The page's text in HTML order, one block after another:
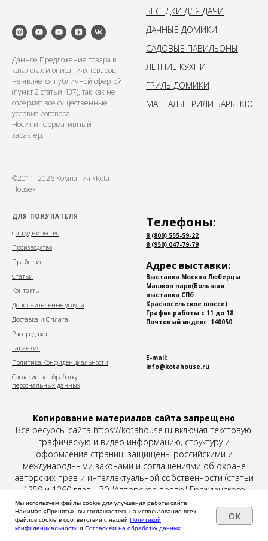
Данное Предложение товара в
каталогах и описаниях товаров,
не является публичной офертой
(пункт 2 статьи 437), так как не
содержит все существенные
условия договора.
Носит информативный
характер.
©2011–2026 Компания «Kota
House»
БЕСЕДКИ ДЛЯ ДАЧИ
ДАЧНЫЕ ДОМИКИ
САДОВЫЕ ПАВИЛЬОНЫ
ЛЕТНИЕ КУХНИ
ГРИЛЬ ДОМИКИ
МАНГАЛЫ ГРИЛИ БАРБЕКЮ
ДЛЯ ПОКУПАТЕЛЯ
Сотрудничество
Производство
Прайс лист
Статьи
Контакты
Дополнительные услуги
Доставка и Оплата
Распродажа
Гарантия
Политика Конфиденциальности
Согласие на обработку
персональных данных
Телефоны:
8 (800) 555-59-22
8 (950) 047-79-79
Адрес выставки:
Выставка Москва Люберцы
Машков парк(Большая
выставка СПб
Красносельское шоссе)
График работы с 11 до 18
Почтовый индекс: 140050
E-mail:
info@kotahouse.ru
Копирование материалов сайта запрещено
Все ресурсы сайта https://kotahouse.ru включая текстовую,
графическую и видео информацию, структуру и
оформление страниц, защищены российскими и
международными законами и соглашениями об охране
авторских прав и интеллектуальной собственности (статьи
1259 и 1260 главы 70 "Авторское право" Гражданского
Кодекса Российской Федерации от 18 декабря 2006 года N
230-ФЗ).
Мы используем файлы cookie для улучшения работы сайта.
Нажимая «Принять», вы соглашаетесь на использование всех
файлов cookie в соответствии с нашей Политикой
конфиденциальности и Согласием на обработку данных
OK